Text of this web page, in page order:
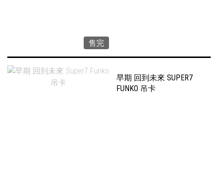
售完
早期 回到未來 SUPER7
FUNKO 吊卡